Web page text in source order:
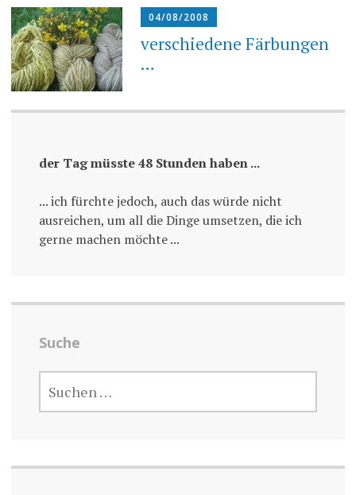
04/08/2008
verschiedene Färbungen
…
der Tag müsste 48 Stunden haben ...
... ich fürchte jedoch, auch das würde nicht
ausreichen, um all die Dinge umsetzen, die ich
gerne machen möchte ...
Suche
NACH: